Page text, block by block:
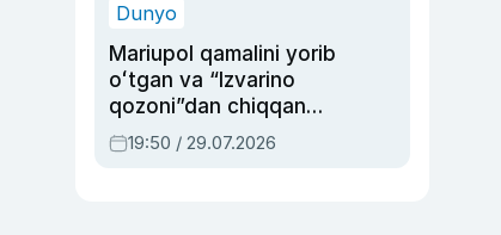
Dunyo
Mariupol qamalini yorib
oʻtgan va “Izvarino
qozoni”dan chiqqan
qahramon — Ukraina
armiyasi bosh
19:50 / 29.07.2026